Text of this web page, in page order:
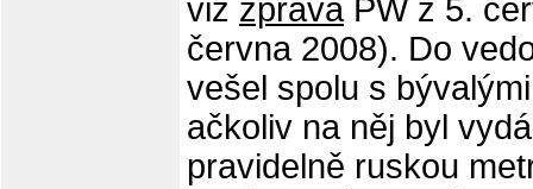
viz zprávaPW z 5.
června 2008). Do
vešel spolu s
ačkoliv na něj byl
pravidelně ruskou